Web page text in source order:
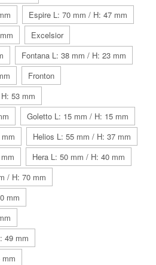
Espire L: 70 mm / H: 47 mm
Excelsior
Fontana L: 38 mm / H: 23 mm
Fronton
53 mm
Goletto L: 15 mm / H: 15 mm
Helios L: 55 mm / H: 37 mm
Hera L: 50 mm / H: 40 mm
/ H: 70 mm
mm
49 mm
mm